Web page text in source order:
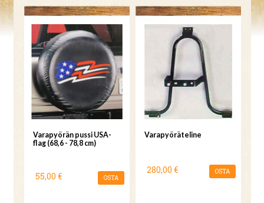
Varapyörän pussi USA-
flag (68,6 - 78,8 cm)
55,00 € OSTA
Varapyöräteline
280,00 € OSTA